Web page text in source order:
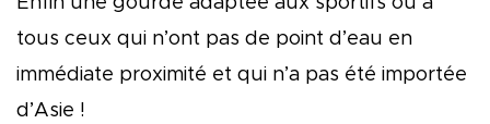
tous ceux qui n’ont pas de point d’eau en
immédiate proximité et qui n’a pas été importée
d’Asie !